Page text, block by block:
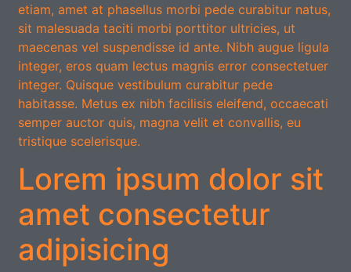
etiam, amet at phasellus morbi pede curabitur natus,
sit malesuada taciti morbi porttitor ultricies, ut
maecenas vel suspendisse id ante. Nibh augue ligula
integer, eros quam lectus magnis error consectetuer
integer. Quisque vestibulum curabitur pede
habitasse. Metus ex nibh facilisis eleifend, occaecati
semper auctor quis, magna velit et convallis, eu
tristique scelerisque.
Lorem ipsum dolor sit
amet consectetur
adipisicing